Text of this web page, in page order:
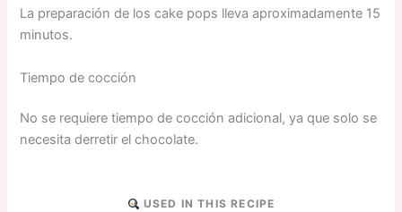
La preparación de los cake pops lleva aproximadamente 15
minutos.
Tiempo de cocción
No se requiere tiempo de cocción adicional, ya que solo se
necesita derretir el chocolate.
USED IN THIS RECIPE